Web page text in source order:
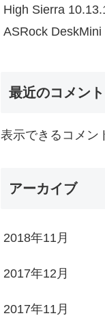
High Sierra
ASRock DeskMini
最近のコメント
表示できるコメン
アーカイブ
2018年11月
2017年12月
2017年11月